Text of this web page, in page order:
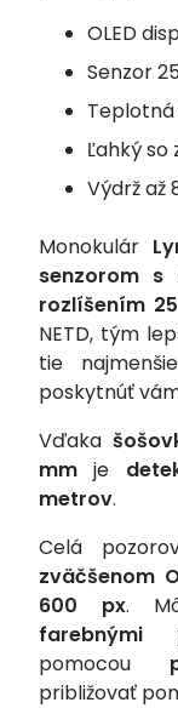
OLED
Senzor
Teplotná
Ľahký
Výdrž až
Monokulár
senzorom s
rozlíšením
NETD, tým
tie
poskytnúť
Vďaka
mm je
metrov.
Celá
zväčšenom
600 px.
farebnými
pomocou
približovať